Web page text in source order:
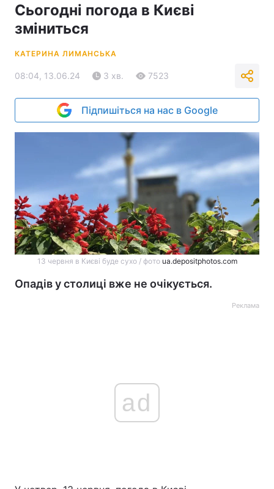
Сьогодні погода в Києві
зміниться
КАТЕРИНА ЛИМАНСЬКА
08:04, 13.06.24 3 хв. 7523
Підпишіться на нас в Google
13 червня в Києві буде сухо / фото ua.depositphotos.com
Опадів у столиці вже не очікується.
Реклама
ad